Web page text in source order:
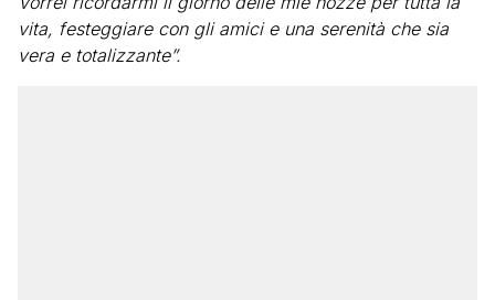
vita, festeggiare con gli amici e una serenità che sia
vera e totalizzante”.